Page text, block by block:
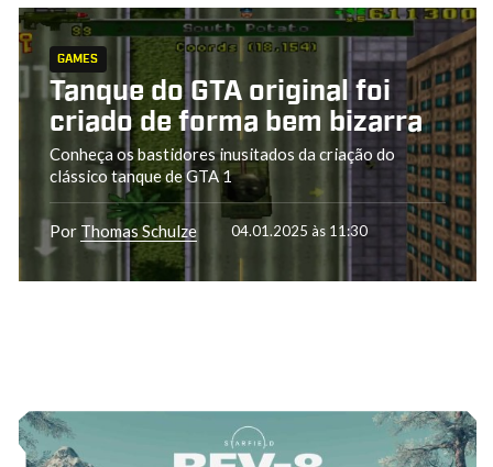
GAMES
Tanque do GTA original foi
criado de forma bem bizarra
Conheça os bastidores inusitados da criação do
clássico tanque de GTA 1
Por Thomas Schulze 04.01.2025 às 11:30